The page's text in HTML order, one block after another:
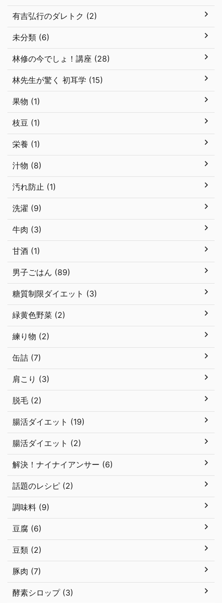
有吉弘行のダレトク (2)
未分類 (6)
林修の今でしょ！講座 (28)
林先生が驚く 初耳学 (15)
果物 (1)
枝豆 (1)
栄養 (1)
汁物 (8)
汚れ防止 (1)
洗濯 (9)
牛肉 (3)
甘酒 (1)
男子ごはん (89)
糖質制限ダイエット (3)
緑黄色野菜 (2)
練り物 (2)
缶詰 (7)
肩こり (3)
脱毛 (2)
腸活ダイエット (19)
腸活ダイエット (2)
解決！ナイナイアンサー (6)
話題のレシピ (2)
調味料 (9)
豆腐 (6)
豆類 (2)
豚肉 (7)
酵素シロップ (3)